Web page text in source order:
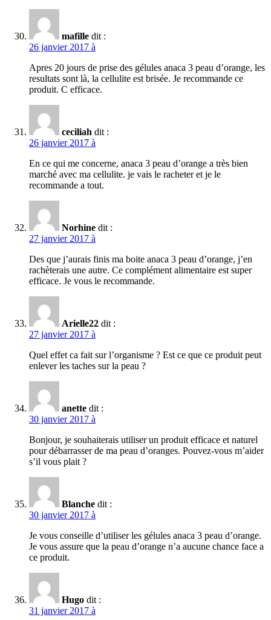
mafille dit :
26 janvier 2017 à
Apres 20 jours de prise des gélules anaca 3 peau d’orange, les
resultats sont là, la cellulite est brisée. Je recommande ce
produit. C efficace.
ceciliah dit :
26 janvier 2017 à
En ce qui me concerne, anaca 3 peau d’orange a très bien
marché avec ma cellulite. je vais le racheter et je le
recommande a tout.
Norhine dit :
27 janvier 2017 à
Des que j’aurais finis ma boite anaca 3 peau d’orange, j’en
rachèterais une autre. Ce complément alimentaire est super
efficace. Je vous le recommande.
Arielle22 dit :
27 janvier 2017 à
Quel effet ca fait sur l’organisme ? Est ce que ce produit peut
enlever les taches sur la peau ?
anette dit :
30 janvier 2017 à
Bonjour, je souhaiterais utiliser un produit efficace et naturel
pour débarrasser de ma peau d’oranges. Pouvez-vous m’aider
s’il vous plait ?
Blanche dit :
30 janvier 2017 à
Je vous conseille d’utiliser les gélules anaca 3 peau d’orange.
Je vous assure que la peau d’orange n’a aucune chance face a
ce produit.
Hugo dit :
31 janvier 2017 à